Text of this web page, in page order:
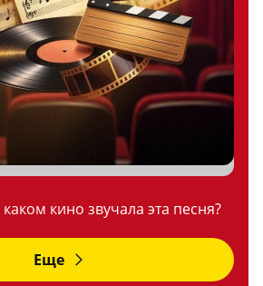
кино звучала эта песня?
Еще